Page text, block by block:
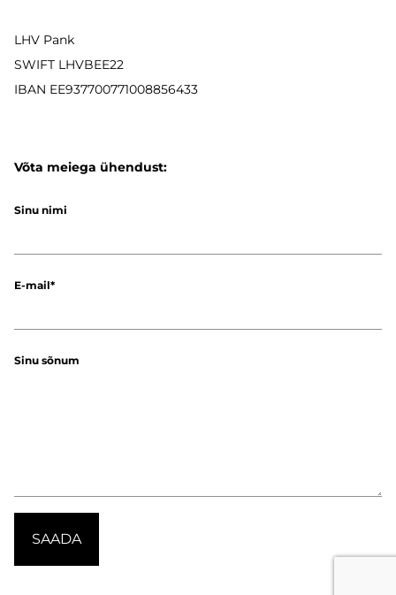
LHV Pank
SWIFT LHVBEE22
IBAN EE937700771008856433
Võta meiega ühendust:
Sinu nimi
E-mail
Sinu sõnum